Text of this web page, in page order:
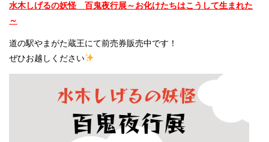
水木しげるの妖怪 百鬼夜行展～お化けたちはこうして生まれた
～
道の駅やまがた蔵王にて前売券販売中です！
ぜひお越しください